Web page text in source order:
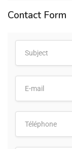
Contact Form